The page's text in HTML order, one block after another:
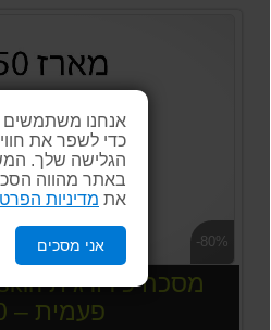
אנחנו משתמשים
כדי לשפר את
הגלישה שלך.
באתר מהווה
את מדיניות
אני מסכים -80%
פעמית – 50 יח